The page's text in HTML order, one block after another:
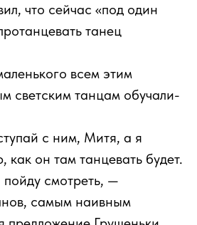
что сейчас «под один
танец
всем этим
светским танцам обучали-
с ним, Митя, а я
он там танцевать будет.
смотреть, —
самым наивным